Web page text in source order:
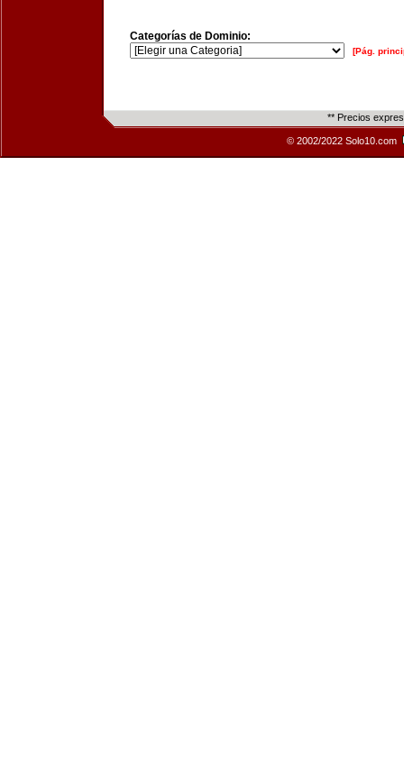
Categorías de Dominio:
[Pág.
** Precios
© 2002/2022 Solo10.com